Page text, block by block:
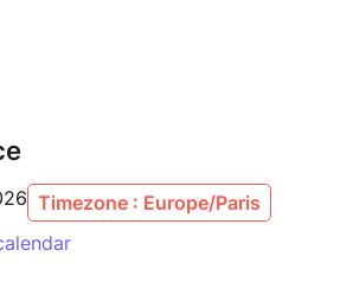
Timezone : Europe/Paris